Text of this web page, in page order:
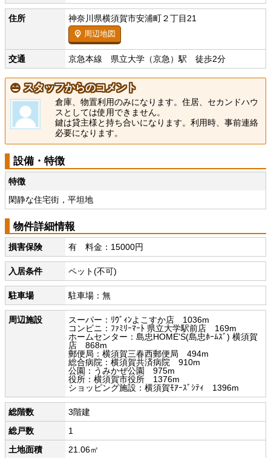
住所 神奈川県横須賀市安浦町２丁目21
周辺地図
交通 京急本線 県立大学（京急）駅 徒歩2分
スタッフからのコメント
倉庫、物置利用のみになります。住居、セカンドハウ
スとしては使用できません。
鍵は貸主様と持ち合いになります。利用時、事前連絡
必要になります。
設備・特徴
特徴
閑静な住宅街，平坦地
物件詳細情報
損害保険 有 料金：15000円
入居条件 ペット(不可)
駐車場 駐車場：無
周辺施設
スーパー：ﾘｳﾞｨﾝよこすか店 1036m
コンビニ：ﾌｧﾐﾘｰﾏｰﾄ 県立大学駅前店 169m
ホームセンター：島忠HOME'S(島忠ﾎｰﾑｽﾞ) 横須賀
店 868m
郵便局：横須賀三春西郵便局 494m
総合病院：横須賀共済病院 910m
公園：うみかぜ公園 975m
役所：横須賀市役所 1376m
ショッピング施設：横須賀ﾓｱｰｽﾞｼﾃｨ 1396m
総階数
3階建
総戸数
1
土地面積
21.06㎡